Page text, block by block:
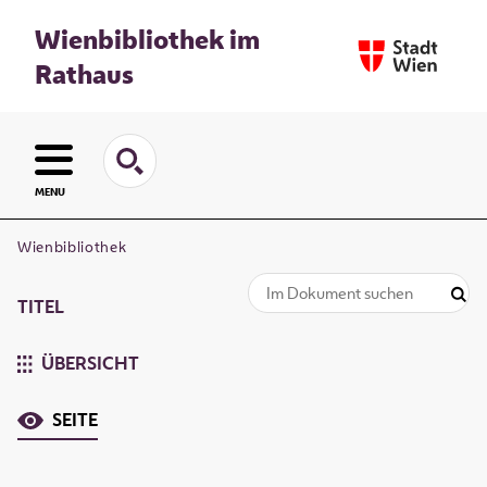
Wienbibliothek im
Rathaus
MENU
Wienbibliothek
TITEL
ÜBERSICHT
SEITE